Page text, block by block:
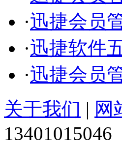
·迅捷会员
·迅捷软件
·迅捷会员
关于我们 | 网
13401015046